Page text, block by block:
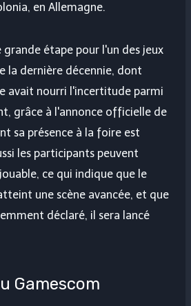
en Allemagne.
grande étape pour l'un des jeux
la dernière décennie, dont
avait nourri l'incertitude parmi
grâce à l'annonce officielle de
sa présence à la foire est
les participants peuvent
ce qui indique que le
une scène avancée, et que
déclaré, il sera lancé
Gamescom